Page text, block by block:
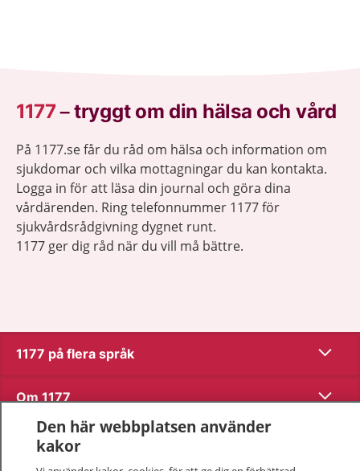
1177–tryggt om din hälsa och vård
På 1177.se får du råd om hälsa och information om
sjukdomar och vilka mottagningar du kan kontakta.
Logga in för att läsa din journal och göra dina
vårdärenden. Ring telefonnummer 1177 för
sjukvårdsrådgivning dygnet runt.
1177 ger dig råd när du vill må bättre.
1177 på flera språk Visa
Om 1177 Visa
Kontakt
Den här webbplatsen använder
kakor